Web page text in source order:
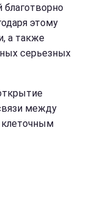
этому
а также
серьезных
между
клеточным